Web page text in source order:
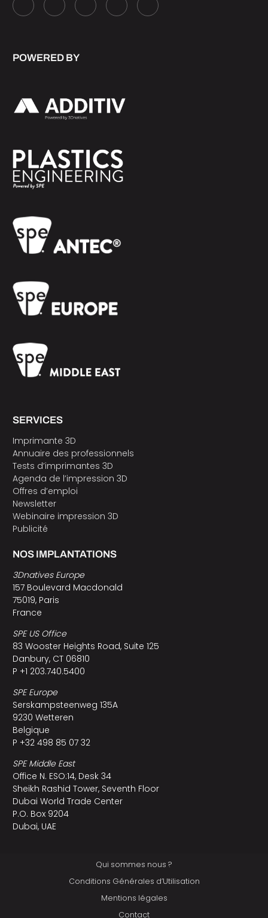
POWERED BY
SERVICES
Imprimante 3D
Annuaire des professionnels
Tests d’imprimantes 3D
Agenda de l’impression 3D
Offres d’emploi
Newsletter
Webinaire impression 3D
Publicité
NOS IMPLANTATIONS
3Dnatives Europe
157 Boulevard Macdonald
75019, Paris
France
SPE US Office
83 Wooster Heights Road, Suite 125
Danbury, CT 06810
P +1 203.740.5400
SPE Europe
Serskampsteenweg 135A
9230 Wetteren
Belgique
P +32 498 85 07 32
SPE Middle East
Office N. ESO:14, Desk 34
Sheikh Rashid Tower, Seventh Floor
Dubai World Trade Center
P.O. Box 9204
Dubai, UAE
Qui sommes nous ?
Conditions Générales d’Utilisation
Mentions légales
Contact